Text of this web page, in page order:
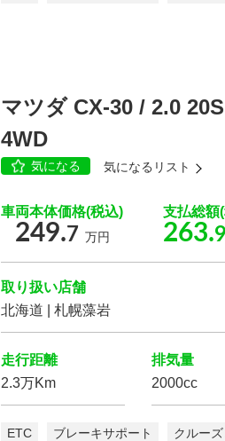
マツダ CX-30 / 2.0
4WD
気になる 気になるリスト
車両本体価格(税込)
249.7 万円
支払総額
263.9
取り扱い店舗
北海道 | 札幌藻岩
走行距離
2.3万Km
排気量
2000cc
ETC ブレーキサポート クルー